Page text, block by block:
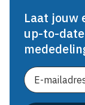
Laat jouw
up-to-